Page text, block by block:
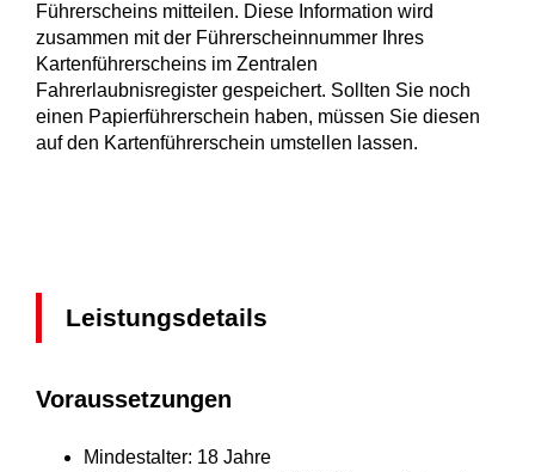
Führerscheins mitteilen. Diese Information wird
zusammen mit der Führerscheinnummer Ihres
Kartenführerscheins im Zentralen
Fahrerlaubnisregister gespeichert. Sollten Sie noch
einen Papierführerschein haben, müssen Sie diesen
auf den Kartenführerschein umstellen lassen.
Leistungsdetails
Voraussetzungen
Mindestalter: 18 Jahre